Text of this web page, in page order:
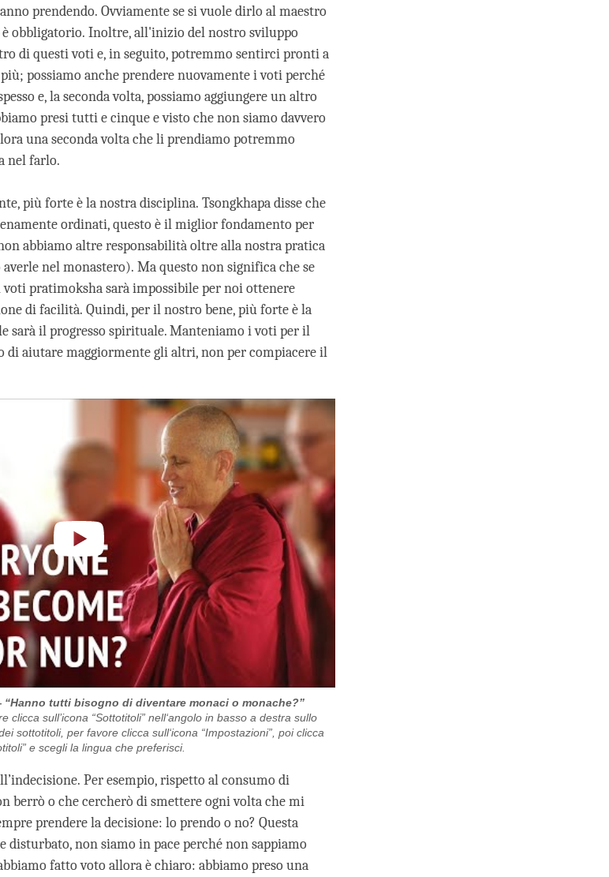
prendendo. Ovviamente se si vuole dirlo al maestro
obbligatorio. Inoltre, all'inizio del nostro sviluppo
di questi voti e, in seguito, potremmo sentirci pronti a
possiamo anche prendere nuovamente i voti perché
e, la seconda volta, possiamo aggiungere un altro
presi tutti e cinque e visto che non siamo davvero
una seconda volta che li prendiamo potremmo
nel farlo.
più forte è la nostra disciplina. Tsongkhapa disse che
ordinati, questo è il miglior fondamento per
abbiamo altre responsabilità oltre alla nostra pratica
nel monastero). Ma questo non significa che se
pratimoksha sarà impossibile per noi ottenere
di facilità. Quindi, per il nostro bene, più forte è la
sarà il progresso spirituale. Manteniamo i voti per il
di aiutare maggiormente gli altri, non per compiacere il
tutti bisogno di diventare monaci o monache?”
clicca sull’icona “Sottotitoli” nell‘angolo in basso a destra sullo
sottotitoli, per favore clicca sull‘icona “Impostazioni”, poi clicca
e scegli la lingua che preferisci.
Per esempio, rispetto al consumo di
berrò o che cercherò di smettere ogni volta che mi
prendere la decisione: lo prendo o no? Questa
disturbato, non siamo in pace perché non sappiamo
fatto voto allora è chiaro: abbiamo preso una